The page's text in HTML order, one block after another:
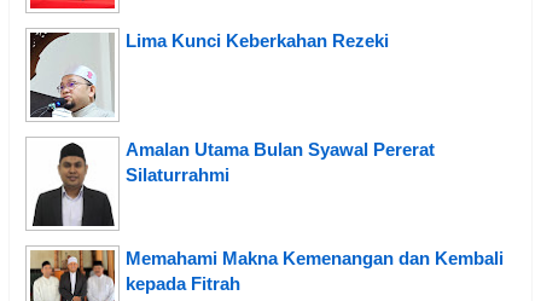
Lima Kunci Keberkahan Rezeki
Amalan Utama Bulan Syawal Pererat
Silaturrahmi
Memahami Makna Kemenangan dan Kembali
kepada Fitrah